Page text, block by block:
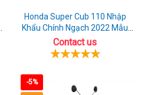
Honda Super Cub 110 Nhập
Khẩu Chính Ngạch 2022 Mẫu
Mới
Contact us
-5%